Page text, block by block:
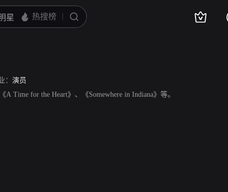
： 演员
Time for the Heart》、《Somewhere in Indiana》等。